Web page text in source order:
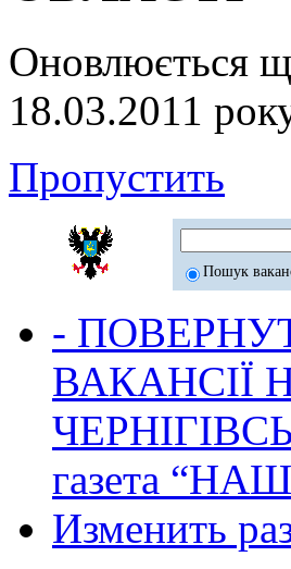
18.03.2011
Пропустить
Пошук
-
ВАКАНСІЇ
газета
Изменить